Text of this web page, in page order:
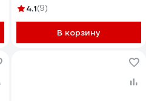
70 шт 0500633 КЧ
4.1(9)
В корзину